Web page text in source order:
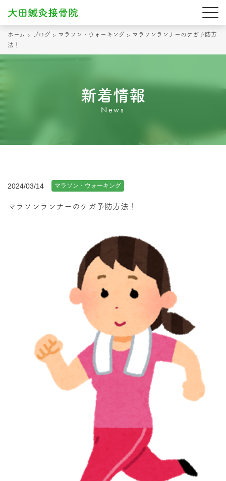
ホーム > ブログ > マラソン・ウォーキング > マラソンランナーのケガ予防方
法！
新着情報
News
2024/03/14 マラソン・ウォーキング
マラソンランナーのケガ予防方法！